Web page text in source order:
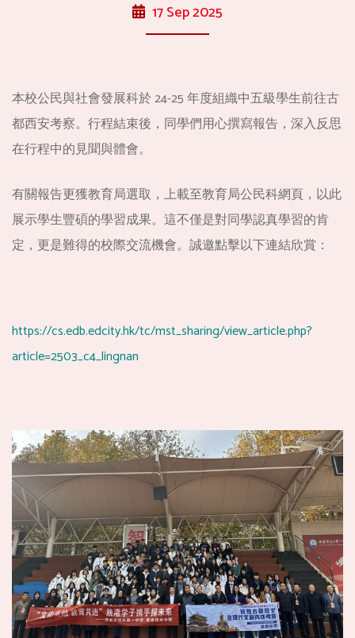
17 Sep 2025
本校公民與社會發展科於 24-25 年度組織中五級學生前往古
都西安考察。行程結束後，同學們用心撰寫報告，深入反思
在行程中的見聞與體會。
有關報告更獲教育局選取，上載至教育局公民科網頁，以此
展示學生豐碩的學習成果。這不僅是對同學認真學習的肯
定， 更是難得的校際交流機會。誠邀點擊以下連結欣賞：
https://cs.edb.edcity.hk/tc/mst_sharing/view_article.php?
article=2503_c4_lingnan